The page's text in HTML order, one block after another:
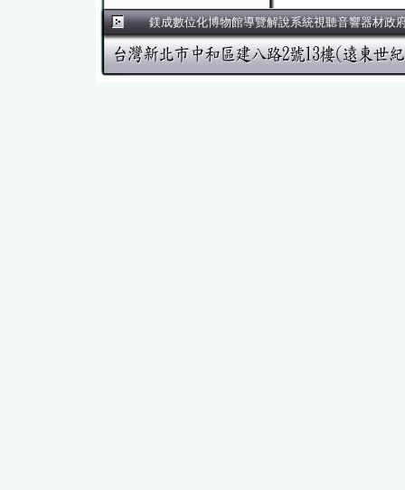
鎂成數位化博物館導覽解說系統視聽音響器材政